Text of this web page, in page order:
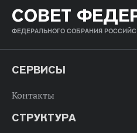
СОВЕТ
ФЕДЕРАЛЬНОГО СОБРАНИЯ
СЕРВИСЫ
Контакты
СТРУКТУРА